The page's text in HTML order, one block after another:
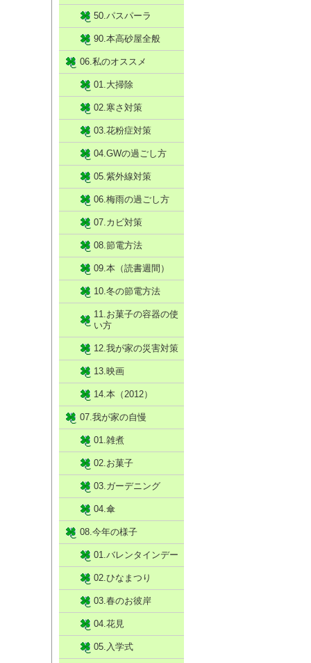
50.パスパーラ
90.本高砂屋全般
06.私のオススメ
01.大掃除
02.寒さ対策
03.花粉症対策
04.GWの過ごし方
05.紫外線対策
06.梅雨の過ごし方
07.カビ対策
08.節電方法
09.本（読書週間）
10.冬の節電方法
11.お菓子の容器の使
い方
12.我が家の災害対策
13.映画
14.本（2012）
07.我が家の自慢
01.雑煮
02.お菓子
03.ガーデニング
04.傘
08.今年の様子
01.バレンタインデー
02.ひなまつり
03.春のお彼岸
04.花見
05.入学式